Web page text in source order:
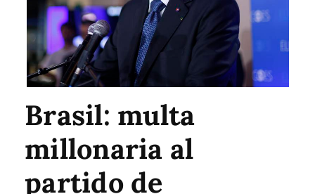
Brasil: multa
millonaria al
partido de